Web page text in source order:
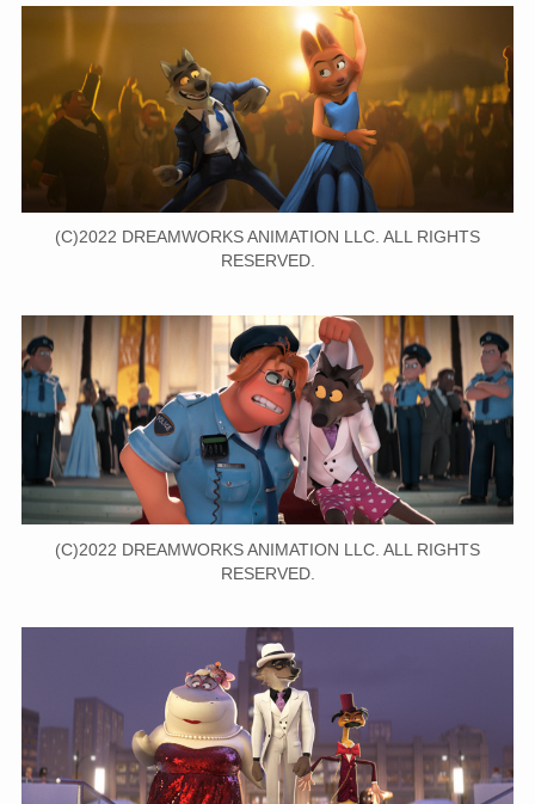
(C)2022 DREAMWORKS ANIMATION LLC. ALL RIGHTS
RESERVED.
(C)2022 DREAMWORKS ANIMATION LLC. ALL RIGHTS
RESERVED.